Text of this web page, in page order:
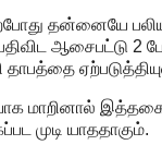
தன்னையே
ஆசைபட்டு 2
மாறினால்
முடி யாததாகும்.